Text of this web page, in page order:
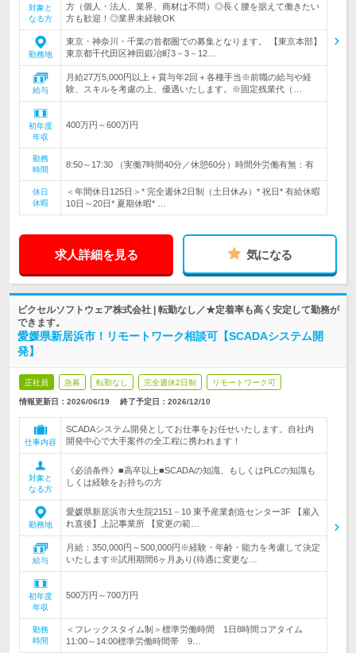
対象と
なる方
方（個人・法人、業界、商材は不問）◎長く腰を据えて働きたい
方も歓迎！◎業界未経験OK
勤務地
東京・神奈川・千葉の首都圏での募集となります。 【東京本部】
東京都千代田区神田鍛冶町3－3－12…
給与
月給27万5,000円以上＋賞与年2回＋各種手当※前職の給与や経
験、スキルを考慮の上、優遇いたします。※固定残業代（…
初年度
年収
400万円～600万円
勤務
時間
8:50～17:30 （実働7時間40分／休憩60分）時間外労働有無：有
休日
休暇
＜年間休日125日＞* 完全週休2日制（土日休み）* 祝日* 有給休暇
10日～20日* 夏期休暇* …
求人詳細を見る 気になる
ピクセルソフトウェア株式会社 | 転勤なし／★定着率も高く安定して勤務が
できます。
愛媛県新居浜市！リモートワーク相談可【SCADAシステム開
発】
正社員 急募 転勤なし 完全週休2日制 リモートワーク可
情報更新日：2026/06/19 終了予定日： 2026/12/10
仕事内容
SCADAシステム開発としてお仕事をお任せいたします。自社内
開発中心で大手案件の全工程に携われます！
対象と
なる方
《必須条件》■高卒以上■SCADAの知識、もしくはPLCの知識も
しくは経験をお持ちの方
勤務地
愛媛県新居浜市大生院2151－10 東予産業創造センター3F 【雇入
れ直後】上記事業所 【変更の範…
給与
月給：350,000円～500,000円※経験・年齢・能力を考慮して決定
いたします※試用期間6ヶ月あり(待遇に変更な…
初年度
年収
500万円～700万円
勤務
時間
＜フレックスタイム制＞標準労働時間 1日8時間コアタイム
11:00～14:00標準労働時間帯 9…